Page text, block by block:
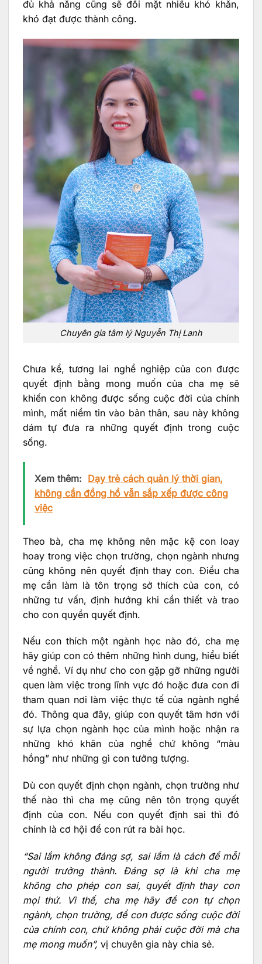
đủ khả năng cũng sẽ đối mặt nhiều khó khăn,
khó đạt được thành công.
Chuyên gia tâm lý Nguyễn Thị Lanh
Chưa kể, tương lai nghề nghiệp của con được
quyết định bằng mong muốn của cha mẹ sẽ
khiến con không được sống cuộc đời của chính
mình, mất niềm tin vào bản thân, sau này không
dám tự đưa ra những quyết định trong cuộc
sống.
Xem thêm: Dạy trẻ cách quản lý thời gian,
không cần đồng hồ vẫn sắp xếp được công
việc
Theo bà, cha mẹ không nên mặc kệ con loay
hoay trong việc chọn trường, chọn ngành nhưng
cũng không nên quyết định thay con. Điều cha
mẹ cần làm là tôn trọng sở thích của con, có
những tư vấn, định hướng khi cần thiết và trao
cho con quyền quyết định.
Nếu con thích một ngành học nào đó, cha mẹ
hãy giúp con có thêm những hình dung, hiểu biết
về nghề. Ví dụ như cho con gặp gỡ những người
quen làm việc trong lĩnh vực đó hoặc đưa con đi
tham quan nơi làm việc thực tế của ngành nghề
đó. Thông qua đây, giúp con quyết tâm hơn với
sự lựa chọn ngành học của mình hoặc nhận ra
những khó khăn của nghề chứ không “màu
hồng” như những gì con tưởng tượng.
Dù con quyết định chọn ngành, chọn trường như
thế nào thì cha mẹ cũng nên tôn trọng quyết
định của con. Nếu con quyết định sai thì đó
chính là cơ hội để con rút ra bài học.
“Sai lầm không đáng sợ, sai lầm là cách để mỗi
người trưởng thành. Đáng sợ là khi cha mẹ
không cho phép con sai, quyết định thay con
mọi thứ. Vì thế, cha mẹ hãy để con tự chọn
ngành, chọn trường, để con được sống cuộc đời
của chính con, chứ không phải cuộc đời mà cha
mẹ mong muốn”, vị chuyên gia này chia sẻ.